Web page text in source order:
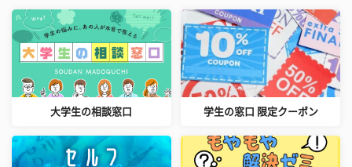
大学生の相談窓口 学生の窓口 限定クーポン